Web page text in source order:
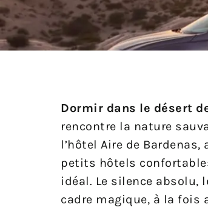
Dormir dans le désert
rencontre la nature
l’hôtel Aire de
petits hôtels
idéal. Le silence absolu,
cadre magique, à la fois